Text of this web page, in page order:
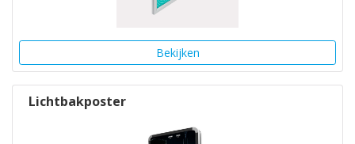
Bekijken
Lichtbakposter